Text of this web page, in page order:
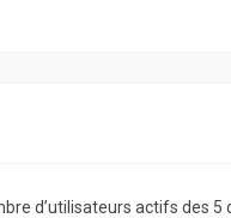
d’utilisateurs actifs des